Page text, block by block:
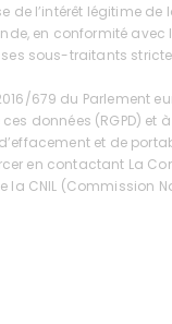
de l’intérêt légitime
en conformité
sous-traitants
679 du Parlement
données (RGPD) et
et de
en contactant La
CNIL (Commission